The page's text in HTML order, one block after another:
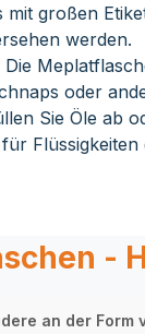
mit großen
werden.
Die
oder
Sie Öle ab
Flüssigkeiten
-
an der Form